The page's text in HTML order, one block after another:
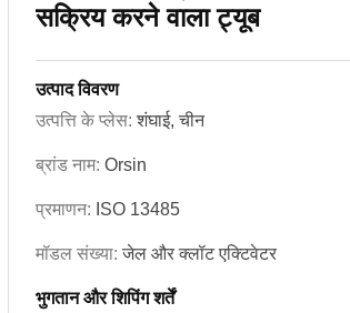
सक्रिय करने वाला ट्यूब
उत्पाद विवरण
उत्पत्ति के प्लेस:शंघाई, चीन
ब्रांड नाम: Orsin
प्रमाणन: ISO 13485
मॉडल संख्या:जेल और क्लॉट एक्टिवेटर
भुगतान और शिपिंग शर्तें